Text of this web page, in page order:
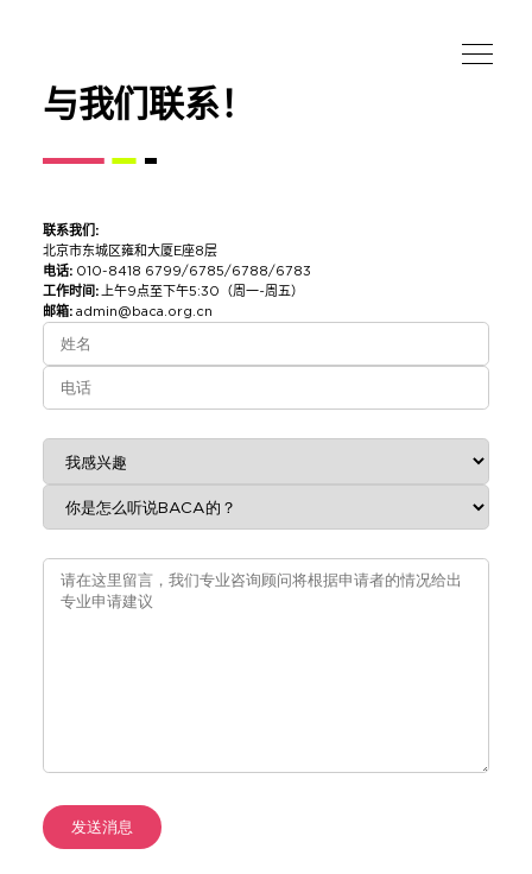
与我们联系！
联系我们 :
北京市东城区雍和大厦E座8层
电话: 010-8418 6799/6785/6788/6783
工作时间:上午9点至下午5:30（周一~周五）
邮箱: admin@baca.org.cn